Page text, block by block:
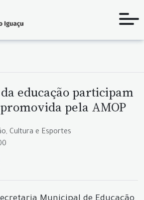
educação participam
pela AMOP
Cultura e Esportes